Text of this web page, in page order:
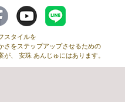
スタイルを
さをステップアップさせるための
が、 安珠 あんじゅにはあります。